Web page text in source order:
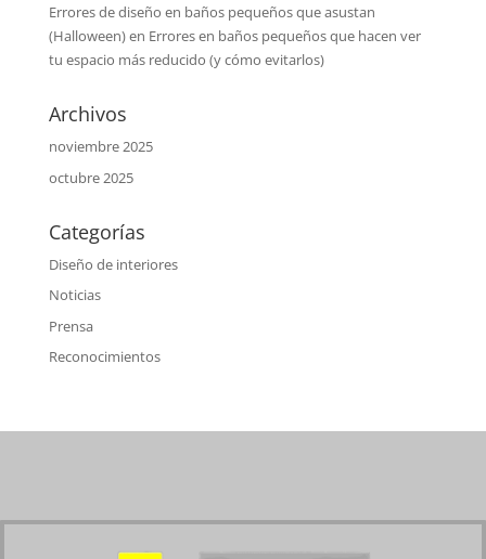
Errores de diseño en baños pequeños que asustan
(Halloween)en Errores en baños pequeños que hacen ver
tu espacio más reducido (y cómo evitarlos)
Archivos
noviembre 2025
octubre 2025
Categorías
Diseño de interiores
Noticias
Prensa
Reconocimientos